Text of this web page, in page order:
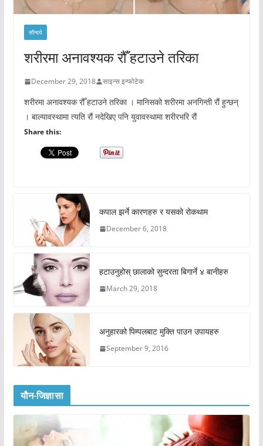
सौन्दर्य
शरीरमा अनावश्यक रौँ हटाउने तरिका
December 29, 2018 साइन्स इन्फोटेक
शरीरमा अनावश्यक रौँ हटाउने तरिका । मानिसको शरीरमा अनगिन्ती रौं हुन्छन्
। बाल्यावस्थामा त्यति रौं नदेखिए पनि युवावस्थामा शरीरभरि रौं
Share this:
कपाल झर्ने कारणहरु र यसको रोकथाम
December 6, 2018
हटाउनुहोस् छालाको सुन्दरता बिगार्ने ४ बानीहरु
March 29, 2018
अनुहारको पिम्पलबाट मुक्ति पाउन उपायहरु
September 9, 2016
यौन-जिज्ञासा